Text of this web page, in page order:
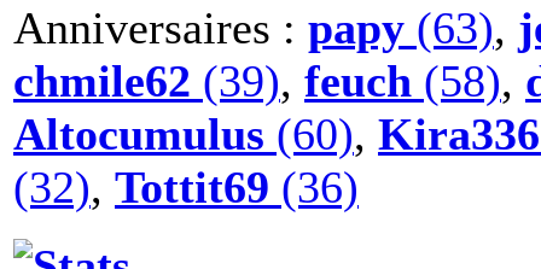
Anniversaires : papy (63),
chmile62 (39), feuch (58),
Altocumulus (60),
(32), Tottit69 (36)